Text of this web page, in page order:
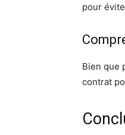
pour
Bien que
contrat